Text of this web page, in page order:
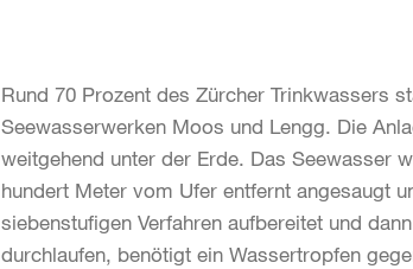
Rund 70 Prozent des Zürcher Trinkwassers
Seewasserwerken Moos und Lengg. Die
weitgehend unter der Erde. Das Seewasser
hundert Meter vom Ufer entfernt angesaugt
siebenstufigen Verfahren aufbereitet und
durchlaufen, benötigt ein Wassertropfen